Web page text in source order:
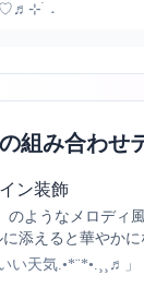
⊹
組み合わせ
ン装飾
のようなメロディ
添えると華やかに
い天気.•*¨*•.¸¸♬」